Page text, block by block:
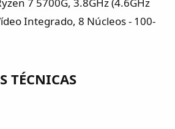
Integrado, 8 Núcleos - 100-
TÉCNICAS